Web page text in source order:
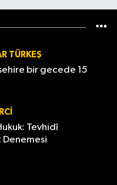
TÜRKEŞ
bir gecede 15
Tevhidî